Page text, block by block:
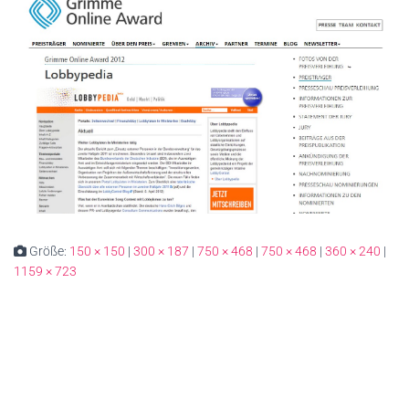
Größe: 150 × 150 | 300 × 187 | 750 × 468 | 750 × 468 | 360 × 240 |
1159 × 723